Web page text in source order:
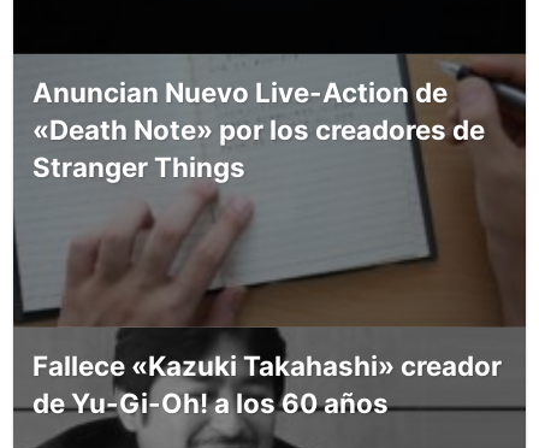
Anuncian Nuevo Live-Action de
«Death Note» por los creadores de
Stranger Things
Fallece «Kazuki Takahashi» creador
de Yu-Gi-Oh! a los 60 años